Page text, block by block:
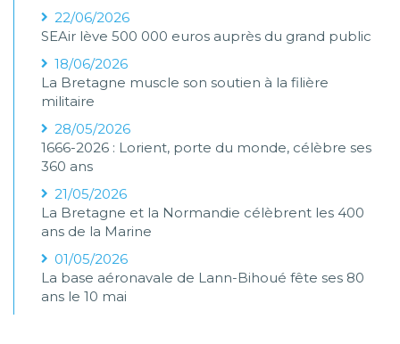
22/06/2026
SEAir lève 500 000 euros auprès du grand public
18/06/2026
La Bretagne muscle son soutien à la filière
militaire
28/05/2026
1666-2026 : Lorient, porte du monde, célèbre ses
360 ans
21/05/2026
La Bretagne et la Normandie célèbrent les 400
ans de la Marine
01/05/2026
La base aéronavale de Lann-Bihoué fête ses 80
ans le 10 mai